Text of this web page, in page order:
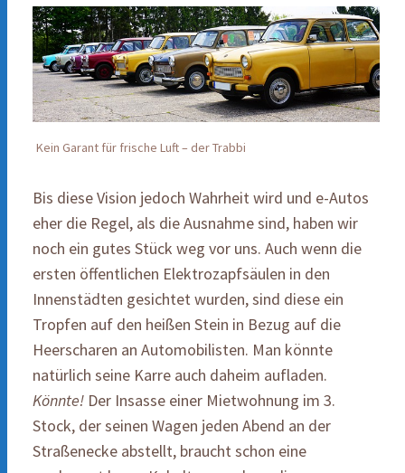
Kein Garant für frische Luft – der Trabbi
Bis diese Vision jedoch Wahrheit wird und e-Autos
eher die Regel, als die Ausnahme sind, haben wir
noch ein gutes Stück weg vor uns. Auch wenn die
ersten öffentlichen Elektrozapfsäulen in den
Innenstädten gesichtet wurden, sind diese ein
Tropfen auf den heißen Stein in Bezug auf die
Heerscharen an Automobilisten. Man könnte
natürlich seine Karre auch daheim aufladen.
Könnte! Der Insasse einer Mietwohnung im 3.
Stock, der seinen Wagen jeden Abend an der
Straßenecke abstellt, braucht schon eine